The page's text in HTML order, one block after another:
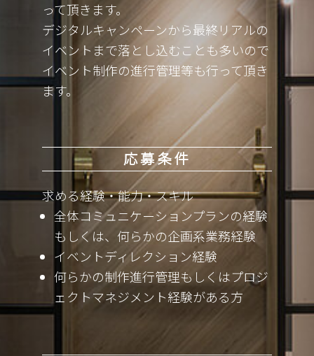
って頂きます。
デジタルキャンペーンから最終リアルの
イベントまで落とし込むことも多いので
イベント制作の進行管理等も行って頂き
ます。
応募条件
求める経験・能力・スキル
全体コミュニケーションプランの経験
もしくは、何らかの企画系業務経験
イベントディレクション経験
何らかの制作進行管理もしくはプロジ
ェクトマネジメント経験がある方